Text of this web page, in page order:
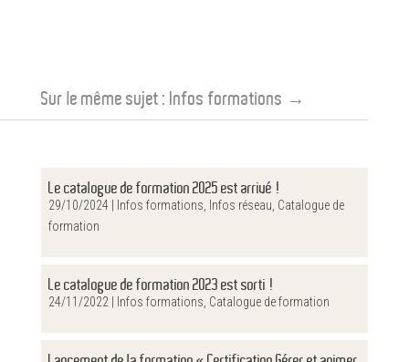
Sur le même sujet : Infos formations →
Le catalogue de formation 2025 est arrivé !
29/10/2024 | Infos formations, Infos réseau, Catalogue de
formation
Le catalogue de formation 2023 est sorti !
24/11/2022 | Infos formations, Catalogue de formation